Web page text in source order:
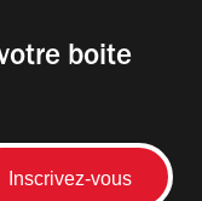
boite